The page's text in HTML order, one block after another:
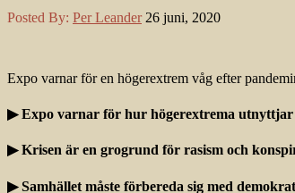
Posted By: Per Leander 26 juni, 2020
Expo varnar för en högerextrem våg efter
▶ Expo varnar för hur högerextrema
▶ Krisen är en grogrund för rasism och
▶ Samhället måste förbereda sig med